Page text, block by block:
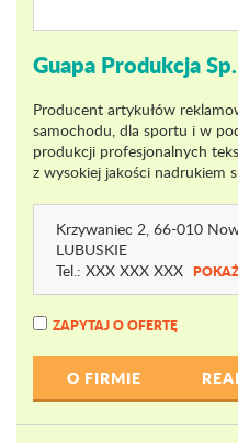
Guapa Produkcja
Producent artykułów
samochodu, dla sportu i w
produkcji profesjonalnych
z wysokiej jakości nadrukiem
Krzywaniec 2, 66-010
LUBUSKIE
Tel.: XXX XXX XXX POKAŻ
ZAPYTAJ O OFERTĘ
O FIRMIE